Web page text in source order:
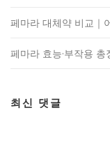
페마라 대체약 비교｜
페마라 효능·부작용
최신 댓글